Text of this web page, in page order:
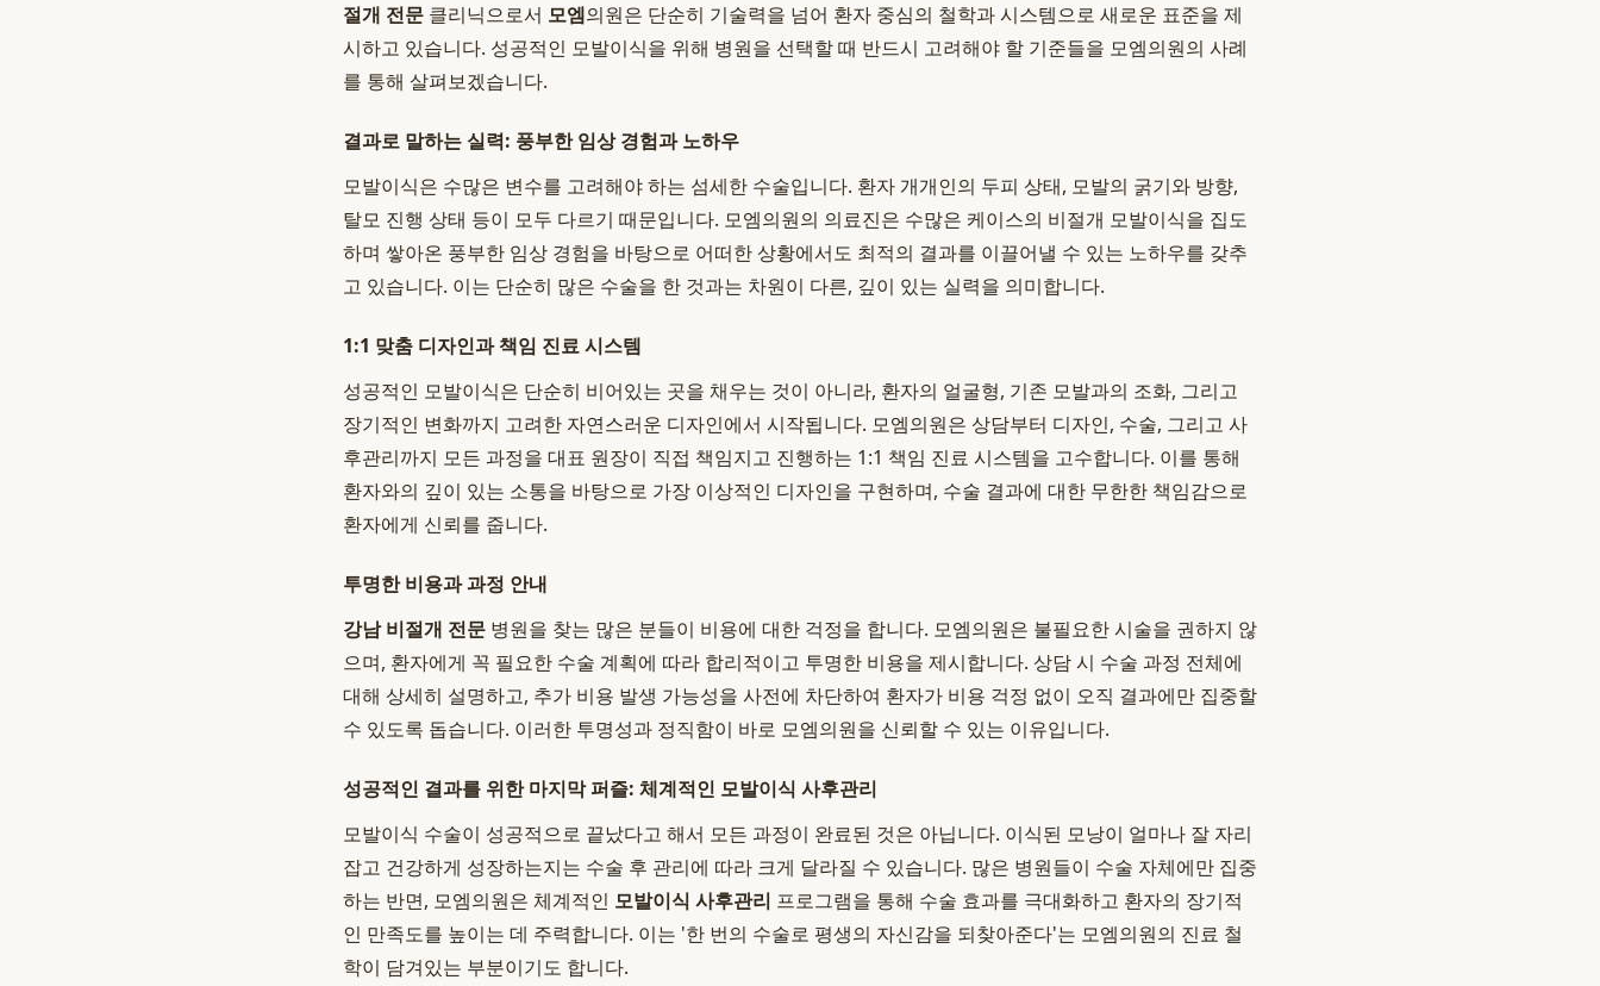
절개 전문 클리닉으로서 모엠의원은 단순히 기술력을 넘어 환자 중심의 철학과 시스템으로 새로운 표준을 제
시하고 있습니다. 성공적인 모발이식을 위해 병원을 선택할 때 반드시 고려해야 할 기준들을 모엠의원의 사례
를 통해 살펴보겠습니다.
결과로 말하는 실력: 풍부한 임상 경험과 노하우
모발이식은 수많은 변수를 고려해야 하는 섬세한 수술입니다. 환자 개개인의 두피 상태, 모발의 굵기와 방향,
탈모 진행 상태 등이 모두 다르기 때문입니다. 모엠의원의 의료진은 수많은 케이스의 비절개 모발이식을 집도
하며 쌓아온 풍부한 임상 경험을 바탕으로 어떠한 상황에서도 최적의 결과를 이끌어낼 수 있는 노하우를 갖추
고 있습니다. 이는 단순히 많은 수술을 한 것과는 차원이 다른, 깊이 있는 실력을 의미합니다.
1:1 맞춤 디자인과 책임 진료 시스템
성공적인 모발이식은 단순히 비어있는 곳을 채우는 것이 아니라, 환자의 얼굴형, 기존 모발과의 조화, 그리고
장기적인 변화까지 고려한 자연스러운 디자인에서 시작됩니다. 모엠의원은 상담부터 디자인, 수술, 그리고 사
후관리까지 모든 과정을 대표 원장이 직접 책임지고 진행하는 1:1 책임 진료 시스템을 고수합니다. 이를 통해
환자와의 깊이 있는 소통을 바탕으로 가장 이상적인 디자인을 구현하며, 수술 결과에 대한 무한한 책임감으로
환자에게 신뢰를 줍니다.
투명한 비용과 과정 안내
강남 비절개 전문 병원을 찾는 많은 분들이 비용에 대한 걱정을 합니다. 모엠의원은 불필요한 시술을 권하지 않
으며, 환자에게 꼭 필요한 수술 계획에 따라 합리적이고 투명한 비용을 제시합니다. 상담 시 수술 과정 전체에
대해 상세히 설명하고, 추가 비용 발생 가능성을 사전에 차단하여 환자가 비용 걱정 없이 오직 결과에만 집중할
수 있도록 돕습니다. 이러한 투명성과 정직함이 바로 모엠의원을 신뢰할 수 있는 이유입니다.
성공적인 결과를 위한 마지막 퍼즐: 체계적인 모발이식 사후관리
모발이식 수술이 성공적으로 끝났다고 해서 모든 과정이 완료된 것은 아닙니다. 이식된 모낭이 얼마나 잘 자리
잡고 건강하게 성장하는지는 수술 후 관리에 따라 크게 달라질 수 있습니다. 많은 병원들이 수술 자체에만 집중
하는 반면, 모엠의원은 체계적인 모발이식 사후관리 프로그램을 통해 수술 효과를 극대화하고 환자의 장기적
인 만족도를 높이는 데 주력합니다. 이는 '한 번의 수술로 평생의 자신감을 되찾아준다'는 모엠의원의 진료 철
학이 담겨있는 부분이기도 합니다.